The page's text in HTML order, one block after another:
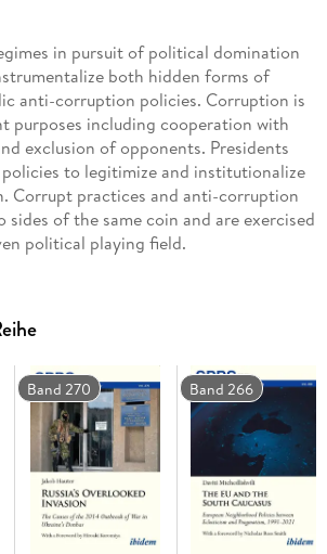
in pursuit of political domination
both hidden forms of
anti-corruption policies. Corruption is
purposes including cooperation with
exclusion of opponents. Presidents
to legitimize and institutionalize
Corrupt practices and anti-corruption
sides of the same coin and are exercised
political playing field.
2005), Viktor Yushchenko (2005-
(2010-2014). Explorative
surveys, content analysis of
as well as critical assessment of anti-
are used for comparison and process
of corruption under three Ukrainian
Band 270 Band 266